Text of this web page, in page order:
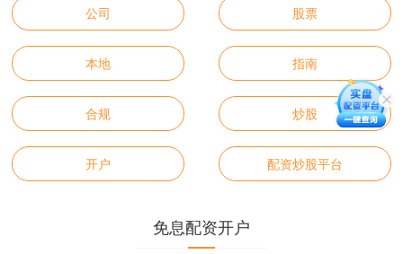
公司 股票
本地 指南
合规 炒股
开户 配资炒股平台
免息配资开户